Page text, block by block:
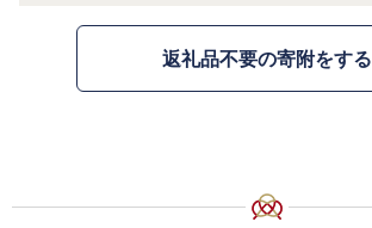
返礼品不要の寄附をする